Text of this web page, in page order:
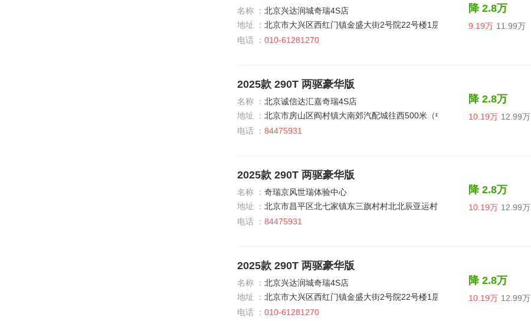
名称 ： 北京兴达润城奇瑞4S店
地址 ： 北京市大兴区西红门镇金盛大街2号院22号楼1层101
电话 ： 010-61281270
降 2.8万
9.19万 11.99万
2025款 290T 两驱豪华版
名称 ： 北京诚信达汇嘉奇瑞4S店
地址 ： 北京市房山区阎村镇大南郊汽配城往西500米（中石油西侧）
电话 ： 84475931
降 2.8万
10.19万 12.99万
2025款 290T 两驱豪华版
名称 ： 奇瑞京风世瑞体验中心
地址 ： 北京市昌平区北七家镇东三旗村村北北辰亚运村汽车交易市场内A三区12号
电话 ： 84475931
降 2.8万
10.19万 12.99万
2025款 290T 两驱豪华版
名称 ： 北京兴达润城奇瑞4S店
地址 ： 北京市大兴区西红门镇金盛大街2号院22号楼1层101
电话 ： 010-61281270
降 2.8万
10.19万 12.99万